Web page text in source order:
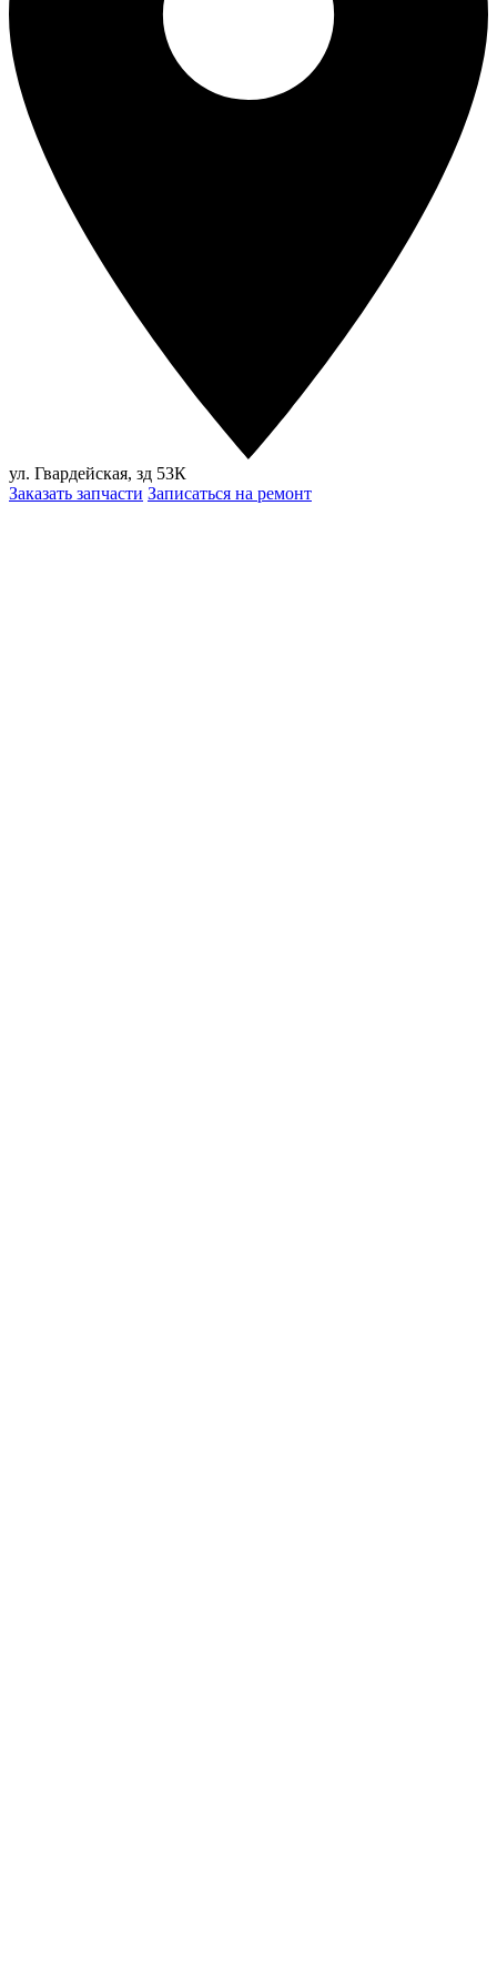
ул. Гвардейская, зд 53К
Заказать запчасти Записаться на ремонт